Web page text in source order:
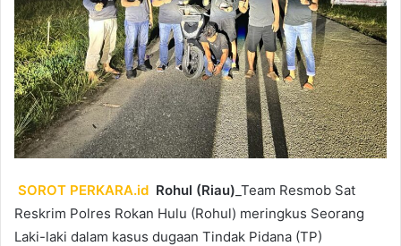
SOROT PERKARA.id Rohul (Riau) _Team Resmob Sat
Reskrim Polres Rokan Hulu (Rohul) meringkus Seorang
Laki-laki dalam kasus dugaan Tindak Pidana (TP)